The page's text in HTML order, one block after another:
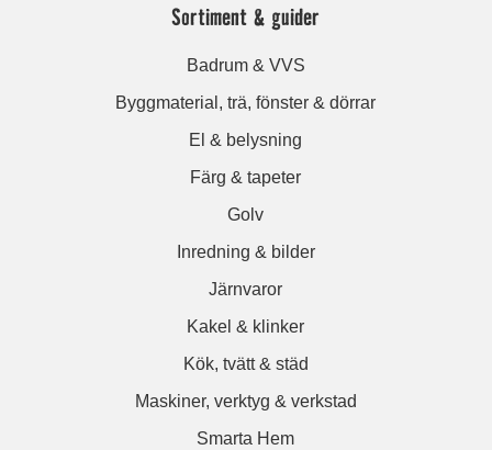
Sortiment & guider
Badrum & VVS
Byggmaterial, trä, fönster & dörrar
El & belysning
Färg & tapeter
Golv
Inredning & bilder
Järnvaror
Kakel & klinker
Kök, tvätt & städ
Maskiner, verktyg & verkstad
Smarta Hem